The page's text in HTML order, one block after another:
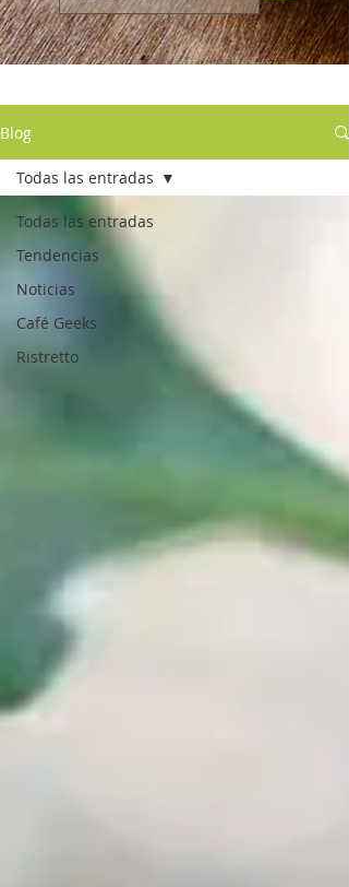
Blog
Todas las entradas
Tendencias
Noticias
Café Geeks
Ristretto
Todas las entradas